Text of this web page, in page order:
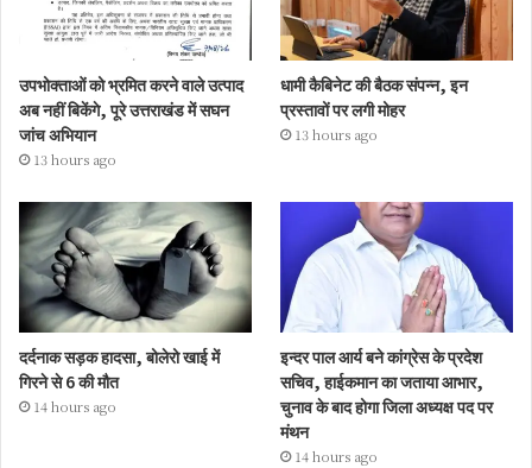
उपभोक्ताओं को भ्रमित करने वाले उत्पाद
अब नहीं बिकेंगे, पूरे उत्तराखंड में सघन
जांच अभियान
13 hours ago
धामी कैबिनेट की बैठक संपन्न, इन
प्रस्तावों पर लगी मोहर
13 hours ago
दर्दनाक सड़क हादसा, बोलेरो खाई में
गिरने से 6 की मौत
14 hours ago
इन्दर पाल आर्य बने कांग्रेस के प्रदेश
सचिव, हाईकमान का जताया आभार,
चुनाव के बाद होगा जिला अध्यक्ष पद पर
मंथन
14 hours ago